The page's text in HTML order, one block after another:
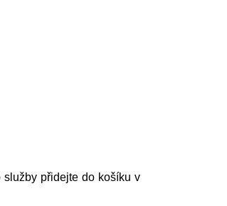
přidejte do košíku v